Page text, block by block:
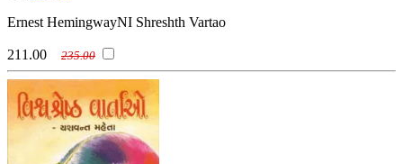
Ernest HemingwayNI Shreshth Vartao
211.00 235.00